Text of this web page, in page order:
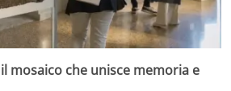
mosaico che unisce memoria e